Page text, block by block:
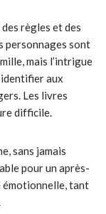
règles et des
personnages sont
mais l’intrigue
aux
Les livres
difficile.
sans jamais
pour un après-
émotionnelle, tant